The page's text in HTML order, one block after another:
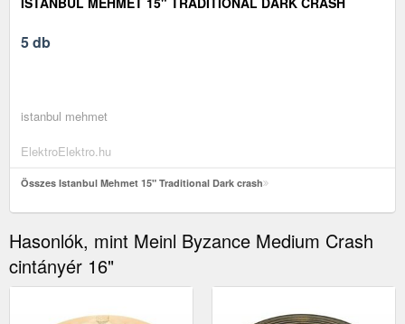
5 db
istanbul mehmet
ElektroElektro.hu
Összes Istanbul Mehmet 15" Traditional Dark crash
Hasonlók, mint Meinl Byzance Medium Crash
cintányér 16"